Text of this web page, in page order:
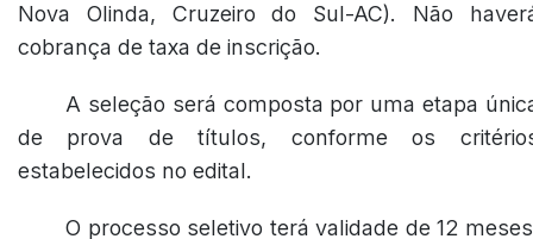
Nova Olinda, Cruzeiro do Sul-AC). Não
cobrança de taxa de inscrição.
A seleção será composta por uma etapa
de prova de títulos, conforme os
estabelecidos no edital.
O processo seletivo terá validade de 12